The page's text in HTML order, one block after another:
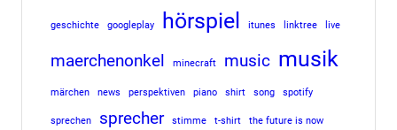
geschichte googleplay hörspiel itunes linktree live
maerchenonkel minecraft music musik
märchen news perspektiven piano shirt song spotify
sprechen sprecher stimme t-shirt the future is now